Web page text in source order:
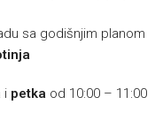
sa godišnjim planom
i petka od 10:00 – 11:00